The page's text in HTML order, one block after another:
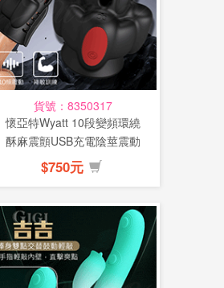
貨號：8350317
懷亞特Wyatt 10段變頻環繞
酥麻震顫USB充電陰莖震動
訓...
$750元